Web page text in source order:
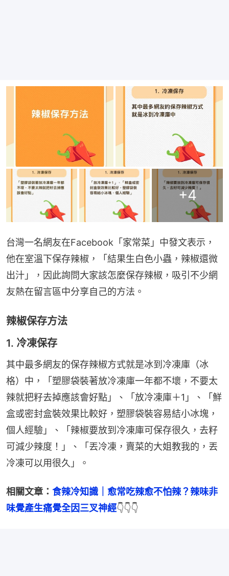
+4
台灣一名網友在Facebook「家常菜」中發文表示，
他在室溫下保存辣椒，「結果生白色小蟲，辣椒還微
出汁」，因此詢問大家該怎麼保存辣椒，吸引不少網
友熱在留言區中分享自己的方法。
辣椒保存方法
1. 冷凍保存
其中最多網友的保存辣椒方式就是冰到冷凍庫（冰
格）中，「塑膠袋裝著放冷凍庫一年都不壞，不要太
辣就把籽去掉應該會好點」、「放冷凍庫＋1」、「鮮
盒或密封盒裝效果比較好，塑膠袋裝容易結小冰塊，
個人經驗」、「辣椒要放到冷凍庫可保存很久，去籽
可減少辣度！」、「丟冷凍，賣菜的大姐教我的，丟
冷凍可以用很久」。
相關文章： 食辣冷知識｜愈常吃辣愈不怕辣？辣味非
味覺產生痛覺全因三叉神經👇👇👇